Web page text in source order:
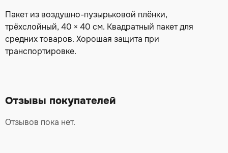
Пакет из воздушно-пузырьковой плёнки,
трёхслойный, 40 × 40 см. Квадратный пакет для
средних товаров. Хорошая защита при
транспортировке.
Отзывы покупателей
Отзывов пока нет.